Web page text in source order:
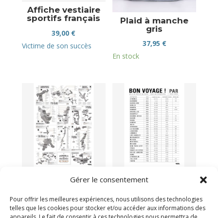
Gérer le consentement
Pour offrir les meilleures expériences, nous utilisons des technologies
telles que les cookies pour stocker et/ou accéder aux informations des
Affiche vestiaire
sportifs français
39,00 €
Victime de son succès
Plaid à manche
gris
37,95 €
En stock
Affiche vignobles
français
39,00€
Plus que 2 en stock
Affiche bon
voyage
39,00€
Victime de son succès